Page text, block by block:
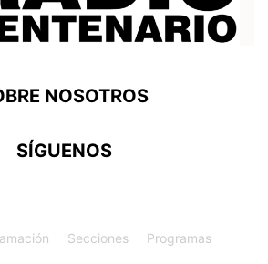
NOSOTROS
SÍGUENOS
Secciones Programas